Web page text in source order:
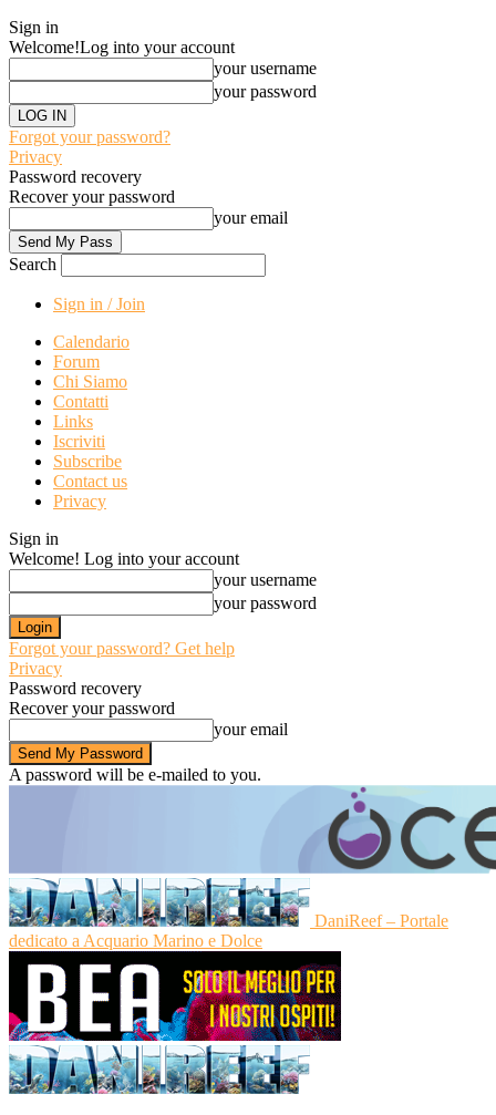
Sign in
Welcome!Log into your account
your username
your password
Forgot your password?
Privacy
Password recovery
Recover your password
your email
Search
Sign in / Join
Calendario
Forum
Chi Siamo
Contatti
Links
Iscriviti
Subscribe
Contact us
Privacy
Sign in
Welcome! Log into your account
your username
your password
Forgot your password? Get help
Privacy
Password recovery
Recover your password
your email
A password will be e-mailed to you.
DaniReef – Portale
dedicato a Acquario Marino e Dolce